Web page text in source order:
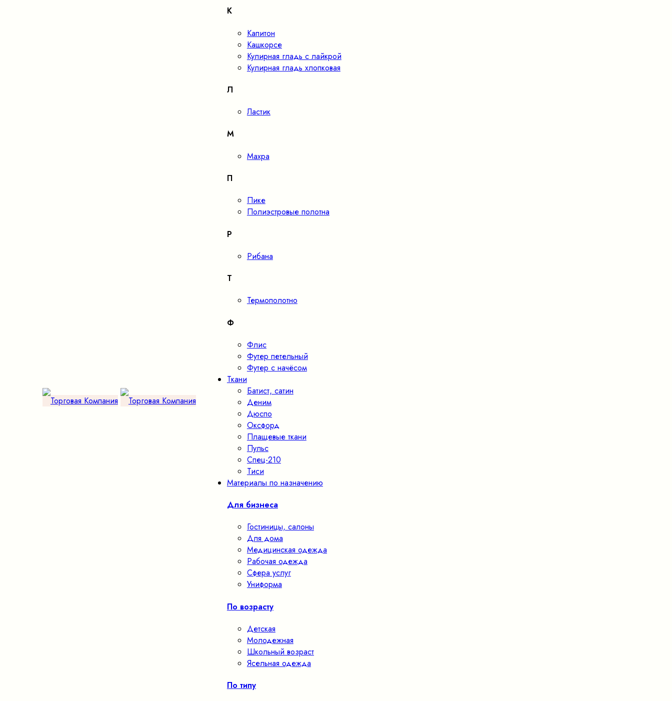
К
Капитон
Кашкорсе
Кулирная гладь с лайкрой
Кулирная гладь хлопковая
Л
Ластик
М
Махра
П
Пике
Полиэстровые полотна
Р
Рибана
Т
Термополотно
Ф
Флис
Футер петельный
Футер с начёсом
Ткани
Батист, сатин
Деним
Дюспо
Оксфорд
Плащевые ткани
Пульс
Спец-210
Тиси
Материалы по назначению
Для бизнеса
Гостиницы, салоны
Для дома
Медицинская одежда
Рабочая одежда
Сфера услуг
Униформа
По возрасту
Детская
Молодежная
Школьный возраст
Ясельная одежда
По типу